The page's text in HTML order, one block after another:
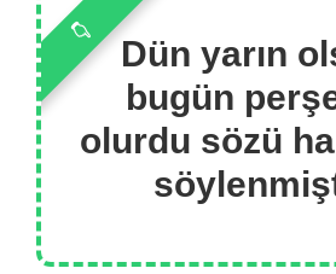
Dün yarın
bugün
olurdu sözü